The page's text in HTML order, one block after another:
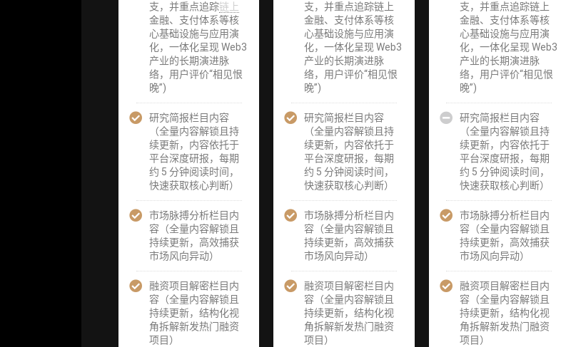
支，并重点追踪链上
金融、支付体系等核
心基础设施与应用演
化，一体化呈现 Web3
产业的长期演进脉
络，用户评价“相见恨
晚”)
研究简报栏目内容
（全量内容解锁且持
续更新，内容依托于
平台深度研报，每期
约 5 分钟阅读时间，
快速获取核心判断）
市场脉搏分析栏目内
容（全量内容解锁且
持续更新，高效捕获
市场风向异动）
融资项目解密栏目内
容（全量内容解锁且
持续更新，结构化视
角拆解新发热门融资
项目）
支，并重点追踪链上
金融、支付体系等核
心基础设施与应用演
化，一体化呈现 Web3
产业的长期演进脉
络，用户评价“相见恨
晚”)
研究简报栏目内容
（全量内容解锁且持
续更新，内容依托于
平台深度研报，每期
约 5 分钟阅读时间，
快速获取核心判断）
市场脉搏分析栏目内
容（全量内容解锁且
持续更新，高效捕获
市场风向异动）
融资项目解密栏目内
容（全量内容解锁且
持续更新，结构化视
角拆解新发热门融资
项目）
支，并重点追踪链上
金融、支付体系等核
心基础设施与应用演
化，一体化呈现 Web3
产业的长期演进脉
络，用户评价“相见恨
晚”)
研究简报栏目内容
（全量内容解锁且持
续更新，内容依托于
平台深度研报，每期
约 5 分钟阅读时间，
快速获取核心判断）
市场脉搏分析栏目内
容（全量内容解锁且
持续更新，高效捕获
市场风向异动）
融资项目解密栏目内
容（全量内容解锁且
持续更新，结构化视
角拆解新发热门融资
项目）
机构增强研究
包（在每期研
报基础上，进
一步提供一页
纸格局图、机
构视角附录、
结构化数据集
与定向持续追
踪数据库，将
研报内容沉淀
为可复用、可
复核、可持续
追踪的机构级
研究资产）
定制化研究服
务（1次，课
题/选题经审
核通过后，由
业内享有盛誉
的研究团队为
你开展专项研
究，并交付一
份完整研究报
告）
机构增强研究
包（在每期研
报基础上，进
一步提供一页
纸格局图、机
构视角附录、
结构化数据集
与定向持续追
踪数据库，将
研报内容沉淀
为可复用、可
复核、可持续
追踪的机构级
研究资产）
定制化研究服
务（1次，课
题/选题经审
核通过后，由
业内享有盛誉
的研究团队为
你开展专项研
究，并交付一
份完整研究报
机构增强研究
包（在每期研
报基础上，进
一步提供一页
纸格局图、机
构视角附录、
与定向持续追
踪数据库，将
研报内容沉淀
为可复用、可
复核、可持续
追踪的机构级
研究资产）​
定制化研究服
务（1次，课
题/选题经审
业内享有盛誉
的研究团队为
你开展专项研
究，并交付一
份完整研究报
机构增强研究
包（在每期研
报基础上，进
一步提供一页
纸格局图、机
结构化数据集
与定向持续追
踪数据库，将
研报内容沉淀
为可复用、可
复核、可持续
追踪的机构级
定制化研究服
务（2次，课
题/选题经审
业内享有盛誉
的研究团队为
你开展专项研
究，并交付两
份完整研究报